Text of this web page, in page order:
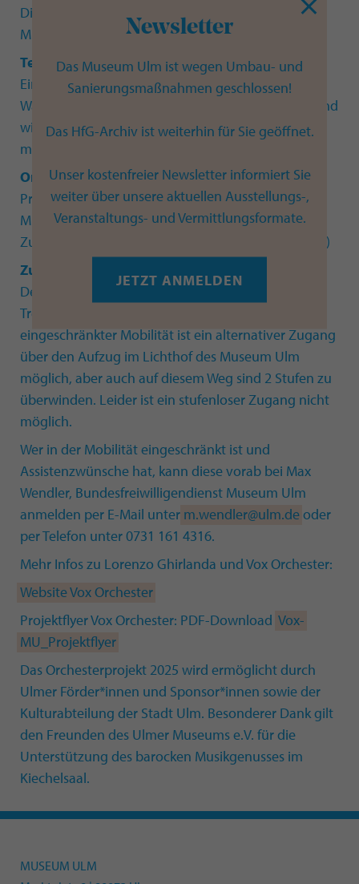
Dienstag, 04.03.2025 um 14.00-19.30 Uhr und
Mittwoch, 05.03.2025 um 14.00-17.00 Uhr
Teilnahme:
Eintritt frei
Walk-in ohne Anmeldung – einfach reinkommen und
wieder rausgehen
max. 30 Personen (first come, first serve)
Ort der Veranstaltung:
Prunksaal im 1.OG historisches Kiechelhaus des
Museum Ulm
Zugang über Innenhof (Neue Straße 96, 89073 Ulm)
Zugang und Barrierefreiheit:
Der Kiechelsaal ist über 2 historische, teils unebene
Treppenabsätze zu erreichen. Für Menschen mit
eingeschränkter Mobilität ist ein alternativer Zugang
über den Aufzug im Lichthof des Museum Ulm
möglich, aber auch auf diesem Weg sind 2 Stufen zu
überwinden. Leider ist ein stufenloser Zugang nicht
möglich.
Wer in der Mobilität eingeschränkt ist und
Assistenzwünsche hat, kann diese vorab bei Max
Wendler, Bundesfreiwilligendienst Museum Ulm
anmelden per E-Mail unter m.wendler@ulm.deoder
per Telefon unter 0731 161 4316.
Mehr Infos zu Lorenzo Ghirlanda und Vox Orchester:
Website Vox Orchester
Projektflyer Vox Orchester: PDF-Download Vox-
MU_Projektflyer
Das Orchesterprojekt 2025 wird ermöglicht durch
Ulmer Förder*innen und Sponsor*innen sowie der
Kulturabteilung der Stadt Ulm. Besonderer Dank gilt
den Freunden des Ulmer Museums e.V. für die
Unterstützung des barocken Musikgenusses im
Kiechelsaal.
MUSEUM ULM
Newsletter
Das Museum Ulm ist wegen Umbau- und
Sanierungsmaßnahmen geschlossen!
Das HfG-Archiv ist weiterhin für Sie geöffnet.
Unser kostenfreier Newsletter informiert Sie
weiter über unsere aktuellen Ausstellungs-,
Veranstaltungs- und Vermittlungsformate.
JETZT ANMELDEN